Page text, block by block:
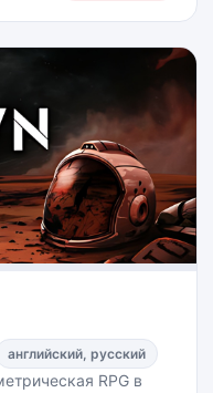
английский, русский
RPG в